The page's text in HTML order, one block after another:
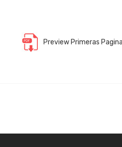
Preview Primeras